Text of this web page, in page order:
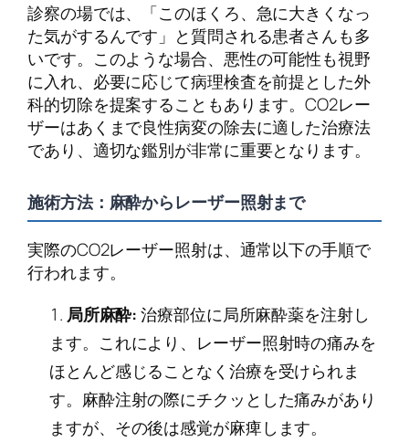
診察の場では、「このほくろ、急に大きくなっ
た気がするんです」と質問される患者さんも多
いです。このような場合、悪性の可能性も視野
に入れ、必要に応じて病理検査を前提とした外
科的切除を提案することもあります。CO2レー
ザーはあくまで良性病変の除去に適した治療法
であり、適切な鑑別が非常に重要となります。
施術方法：麻酔からレーザー照射まで
実際のCO2レーザー照射は、通常以下の手順で
行われます。
局所麻酔:治療部位に局所麻酔薬を注射し
ます。これにより、レーザー照射時の痛みを
ほとんど感じることなく治療を受けられま
す。麻酔注射の際にチクッとした痛みがあり
ますが、その後は感覚が麻痺します。